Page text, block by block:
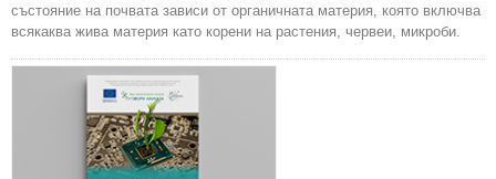
състояние на почвата зависи от органичната материя, която включва
всякаква жива материя като корени на растения, червеи, микроби.